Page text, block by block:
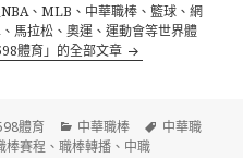
、MLB、中華職棒、籃球、網
馬拉松、奧運、運動會等世界體
體育」的全部文章
體育
分
類
中華職棒
標
中華職
棒賽程 、職棒轉播 、 中職